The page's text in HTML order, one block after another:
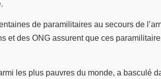
de paramilitaires au secours de
et des ONG assurent que ces
les plus pauvres du monde, a basculé